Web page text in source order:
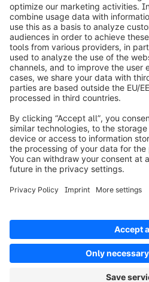
Over Shopware
Product
Oplossingen
Partners
Developers
Resources
Terms & Conditions
Digital Services
Copyright © shopware AG